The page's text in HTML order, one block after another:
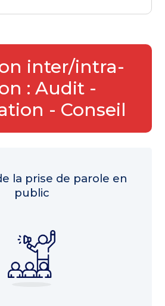
inter/intra-
: Audit -
- Conseil
la prise de parole en
public